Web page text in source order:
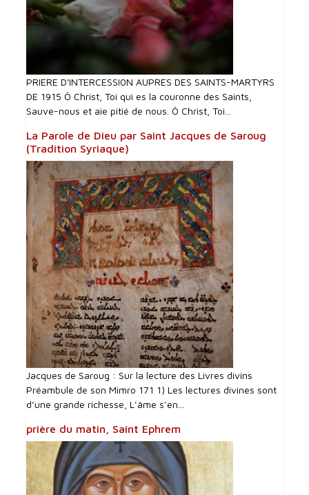
PRIERE D'INTERCESSI0N AUPRES DES SAINTS-MARTYRS
DE 1915 Ô Christ, Toi qui es la couronne des Saints,
Sauve-nous et aie pitié de nous. Ô Christ, Toi...
La Parole de Dieu par Saint Jacques de Saroug
(Tradition Syriaque)
Jacques de Saroug : Sur la lecture des Livres divins
Préambule de son Mimro 171 1) Les lectures divines sont
d’une grande richesse, L’âme s’en...
prière du matin, Saint Ephrem